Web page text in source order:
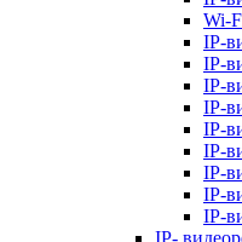
Wi-
IP-
IP-
IP-
IP-
IP-
IP-
IP-
IP-
IP-